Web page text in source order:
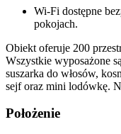
Wi-Fi dostępne
pokojach.
Obiekt oferuje 200
Wszystkie wyposażone
suszarka do włosów,
sejf oraz mini lodówkę.
Położenie